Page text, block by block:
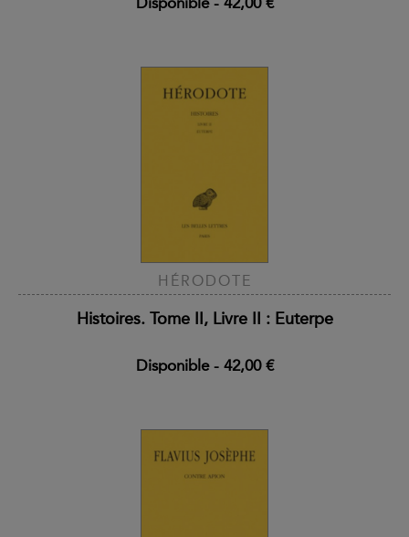
HÉRODOTE
Histoires. Tome II, Livre II : Euterpe
Disponible- 42,00 €